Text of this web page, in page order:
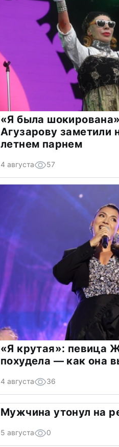
«Я была
Агузарову заметили
летнем парнем
4 августа 57
«Я крутая»: певица
похудела — как она
4 августа 36
Мужчина утонул на
5 августа 0